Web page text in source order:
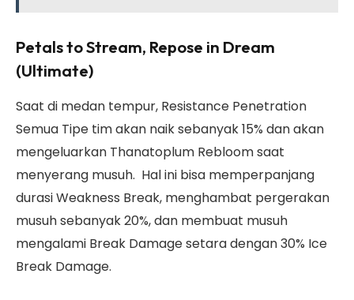
Petals to Stream, Repose in Dream
(Ultimate)
Saat di medan tempur, Resistance Penetration
Semua Tipe tim akan naik sebanyak 15% dan akan
mengeluarkan Thanatoplum Rebloom saat
menyerang musuh. Hal ini bisa memperpanjang
durasi Weakness Break, menghambat pergerakan
musuh sebanyak 20%, dan membuat musuh
mengalami Break Damage setara dengan 30% Ice
Break Damage.